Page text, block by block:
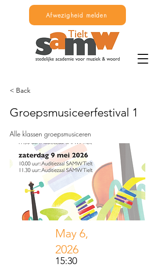
Afwezigheid melden
< Back
Groepsmusiceerfestival 1
Alle klassen groepsmusiceren
May 6,
2026
15:30